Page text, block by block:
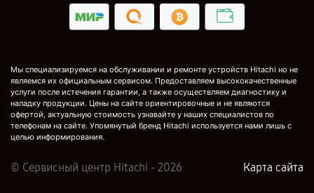
Мы специализируемся на обслуживании и ремонте устройств Hitachi но не
являемся их официальным сервисом. Предоставляем высококачественные
услуги после истечения гарантии, а также осуществляем диагностику и
наладку продукции. Цены на сайте ориентировочные и не являются
офертой, актуальную стоимость узнавайте у наших специалистов по
телефонам на сайте. Упомянутый бренд Hitachi используется нами лишь с
целью информирования.
© Сервисный центр Hitachi - 2026 Карта сайта